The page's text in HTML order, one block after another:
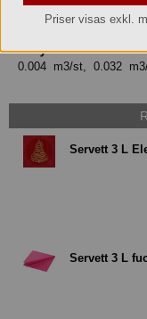
0.71 kg/st 5.68 kg/förp
Volym
0.004 m3/st, 0.032
Servett 3 L
Servett 3 L
Priser visas exkl.